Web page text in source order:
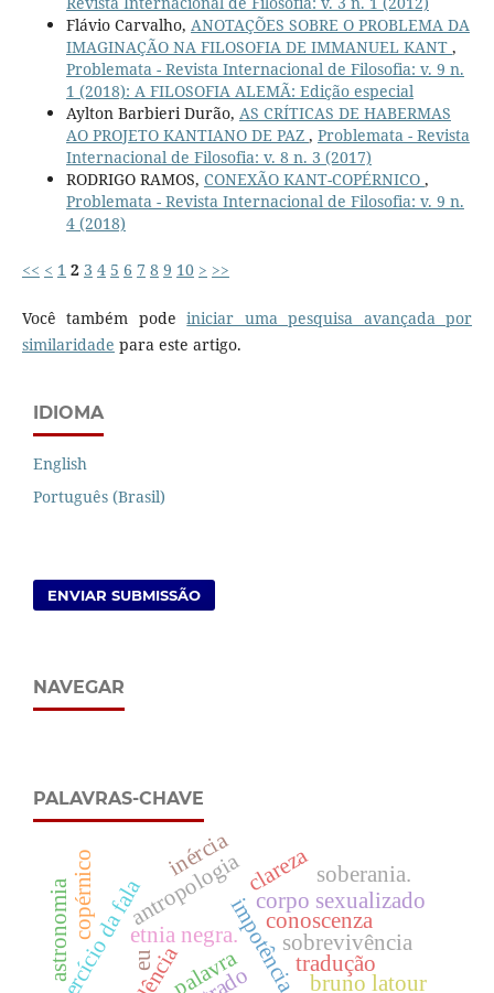
Flávio Carvalho, ANOTAÇÕES SOBRE O PROBLEMA DA
IMAGINAÇÃO NA FILOSOFIA DE IMMANUEL KANT ,
Problemata - Revista Internacional de Filosofia: v. 9 n.
1 (2018): A FILOSOFIA ALEMÃ: Edição especial
Aylton Barbieri Durão, AS CRÍTICAS DE HABERMAS
AO PROJETO KANTIANO DE PAZ , Problemata - Revista
Internacional de Filosofia: v. 8 n. 3 (2017)
RODRIGO RAMOS, CONEXÃO KANT-COPÉRNICO ,
Problemata - Revista Internacional de Filosofia: v. 9 n.
4 (2018)
<< < 1 2 3 4 5 6 7 8 9 10 > >>
Você também podeiniciar uma pesquisa avançada por
similaridade para este artigo.
IDIOMA
English
Português (Brasil)
ENVIAR SUBMISSÃO
NAVEGAR
PALAVRAS-CHAVE
conoscenza
etnia negra.
corpo sexualizado
sobrevivência
antropologia
tradução
bruno latour
exercício da fala palavra
astronomiacopérnico clareza soberania.
inércia
eu